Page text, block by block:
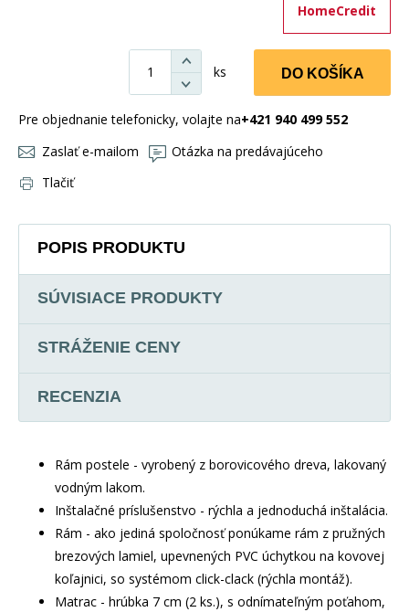
HomeCredit
ks DO KOŠÍKA
Pre objednanie telefonicky, volajte na+421 940 499 552
Zaslať e-mailom
Otázka na predávajúceho
Tlačiť
POPIS PRODUKTU
SÚVISIACE PRODUKTY
STRÁŽENIE CENY
RECENZIA
Rám postele - vyrobený z borovicového dreva, lakovaný
vodným lakom.
Inštalačné príslušenstvo - rýchla a jednoduchá inštalácia.
Rám - ako jediná spoločnosť ponúkame rám z pružných
brezových lamiel, upevnených PVC úchytkou na kovovej
koľajnici, so systémom click-clack (rýchla montáž).
Matrac - hrúbka 7 cm (2 ks.), s odnímateľným poťahom,